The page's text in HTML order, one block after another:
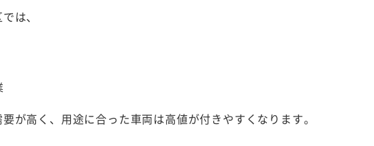
は、
が高く、用途に合った車両は高値が付きやすくなります。